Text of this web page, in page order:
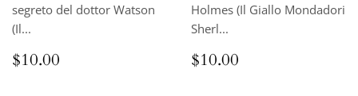
segreto del dottor Watson
(Il...
Regular
price
$10.00
Holmes (Il Giallo Mondadori
Sherl...
Regular
price
$10.00